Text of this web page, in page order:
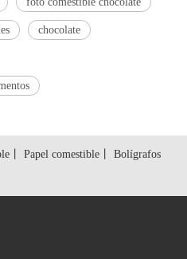
chocolate
Papel comestible
Bolígrafos